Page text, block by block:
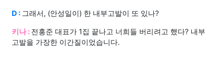
D : 그래서, (안성일이) 한 내부고발이 또 있나?
키나 : 전홍준 대표가 1집 끝나고 너희들 버리려고 했다? 내부
고발을 가장한 이간질이었습니다.